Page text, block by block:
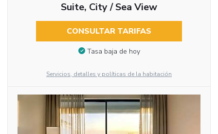
Suite, City / Sea View
CONSULTAR TARIFAS
Tasa baja de hoy
Servicios, detalles y políticas de la habitación